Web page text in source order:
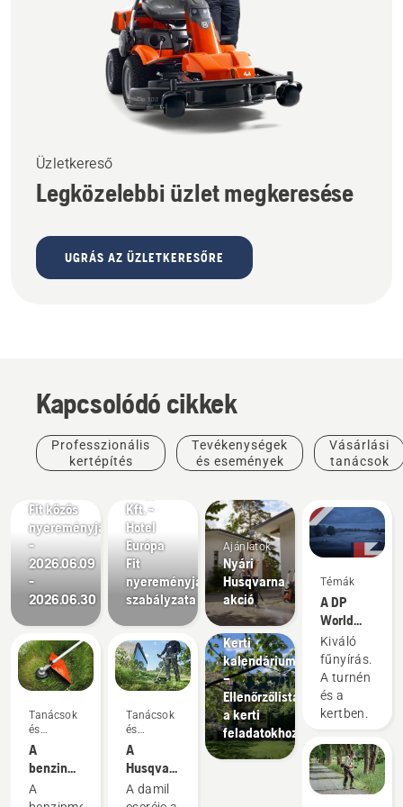
Üzletkereső
Legközelebbi üzlet megkeresése
UGRÁS AZ ÜZLETKERESŐRE
Kapcsolódó cikkek
Professzionális
kertépítés
Tevékenységek
és események
Vásárlási
tanácsok
Ajánlatok
Husqvarna
Magyarország
- Hotel
Fit közös
nyereményjátéka
-
2026.06.09
-
2026.06.30
Tanácsok
és
útmutatók
A
benzinmotoros
fűszegélyvágó
elindítása
A
Ajánlatok
Husqvarna
Kft. -
Hotel
Európa
Fit
nyereményjáték
szabályzata
Tanácsok
és
útmutatók
A
Husqvarna
benzinmotoros
fűszegélyvágó
A damil
Ajánlatok
Nyári
Husqvarna
akció
Tanácsok
és
útmutatók
Kerti
kalendárium
–
Ellenőrzőlista
a kerti
feladatokhoz
Témák
A DP
World
Tour
hivatalos
robotfűnyíró-
partnere
Kiváló
fűnyírás.
A turnén
és a
kertben.